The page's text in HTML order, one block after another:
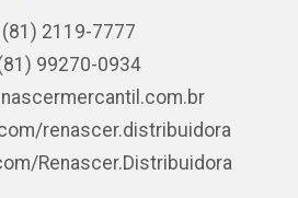
(81) 2119-7777
99270-0934
renascer.distribuidora
Renascer.Distribuidora